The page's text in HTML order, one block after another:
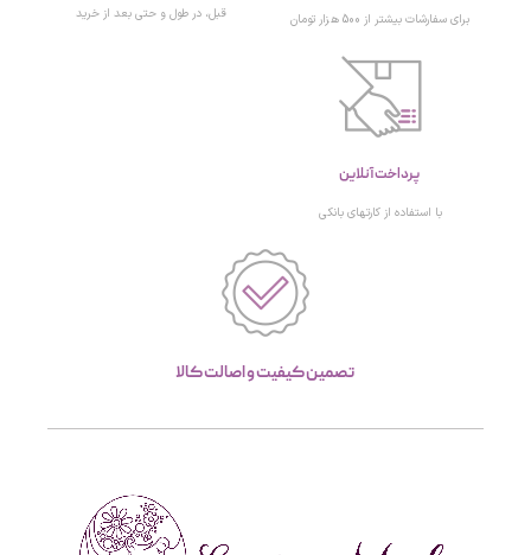
برای سفارشات بیشتر از 500 هزار تومان قبل، در طول و حتی بعد از خرید
پرداخت آنلاین
با استفاده از کارتهای بانکی
تصمین کیفیت و اصالت کالا